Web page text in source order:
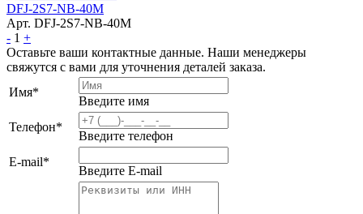
DFJ-2S7-NB-40M
Арт. DFJ-2S7-NB-40M
- 1 +
Оставьте ваши контактные данные. Наши менеджеры
свяжутся с вами для уточнения деталей заказа.
Имя*
Введите имя
Телефон*
Введите телефон
E-mail*
Введите E-mail